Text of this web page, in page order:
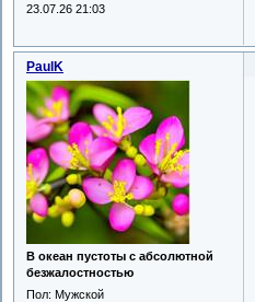
23.07.26 21:03
PaulK
В океан пустоты с абсолютной
безжалостностью
Пол: Мужской